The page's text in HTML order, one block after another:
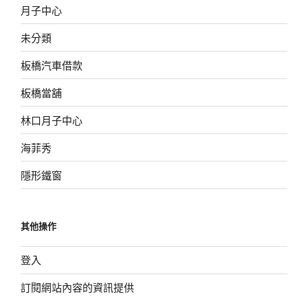
月子中心
未分類
板橋汽車借款
板橋當舖
林口月子中心
海菲秀
隱形鐵窗
其他操作
登入
訂閱網站內容的資訊提供